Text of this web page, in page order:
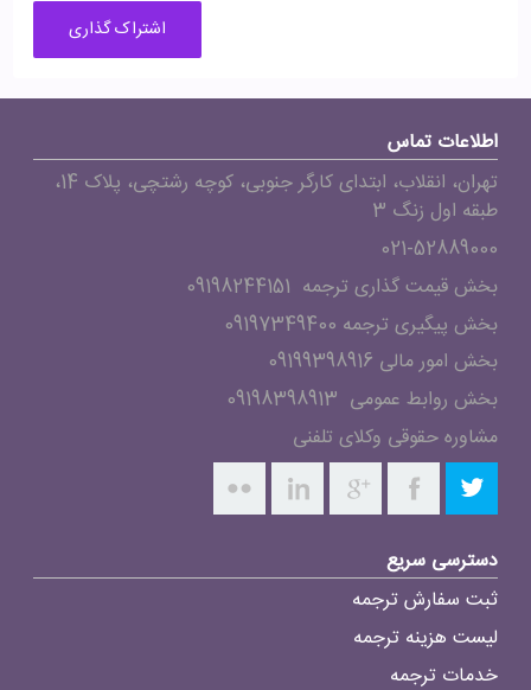
اطلاعات تماس
تهران، انقلاب، ابتدای کارگر جنوبی، کوچه رشتچی، پلاک 14،
طبقه اول زنگ 3
021-52889000
بخش قیمت گذاری ترجمه 09198244151
بخش پیگیری ترجمه 09197349400
بخش امور مالی 09199398916
بخش روابط عمومی 09198398913
مشاوره حقوقی وکلای تلفنی
دسترسی سریع
ثبت سفارش ترجمه
لیست هزینه ترجمه
خدمات ترجمه